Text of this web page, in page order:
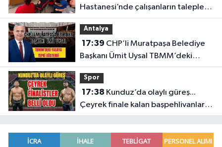
Hastanesi’nde çalışanların talepleri
masaya yatırıldı
Antalya
17:39
Başkanı Ümit Uysal TBMM’deki
yasaya tepki gösterdi
Spor
17:38
Çeyrek finale kalan başpehlivanlar
belli oldu